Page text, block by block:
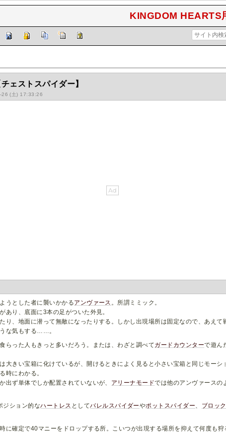
KINGDOM HEARTS
ェストスパイダー】
26 (土) 17:33:26
うとした者に襲いかかるアンヴァース 。所謂ミミック。
あり、底面に3本の足がついた外見。
り、地面に潜って無敵になったりする。しかし出現場所は固定なので、あえて
な気もする……。
らった人もきっと多いだろう。または、わざと調べてガードカウンターで遊ん
大きい宝箱に化けているが、開けるときによく見ると小さい宝箱と同じモーシ
時にわかる。
出ず単体でしか配置されていないが、 アリーナモードでは他のアンヴァースの
ジション的なハートレス としてバレルスパイダーやポットスパイダー、 ブロッ
に確定で40マニーをドロップする所。こいつが出現する場所を抑えて何度も狩